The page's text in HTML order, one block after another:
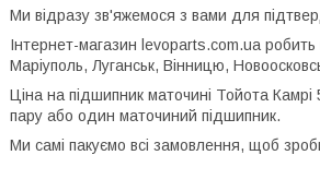
Ми відразу зв'яжемося з вами для
Інтернет-магазин levoparts.com.ua робить
Маріуполь, Луганськ, Вінницю,
Ціна на підшипник маточині Тойота
пару або один маточиний підшипник.
Ми самі пакуємо всі замовлення, щоб